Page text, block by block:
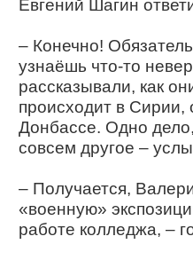
Евгений Шагин
– Конечно!
узнаёшь что-то
рассказывали, как
происходит в
Донбассе. Одно
совсем другое –
– Получается,
«военную»
работе колледжа, –